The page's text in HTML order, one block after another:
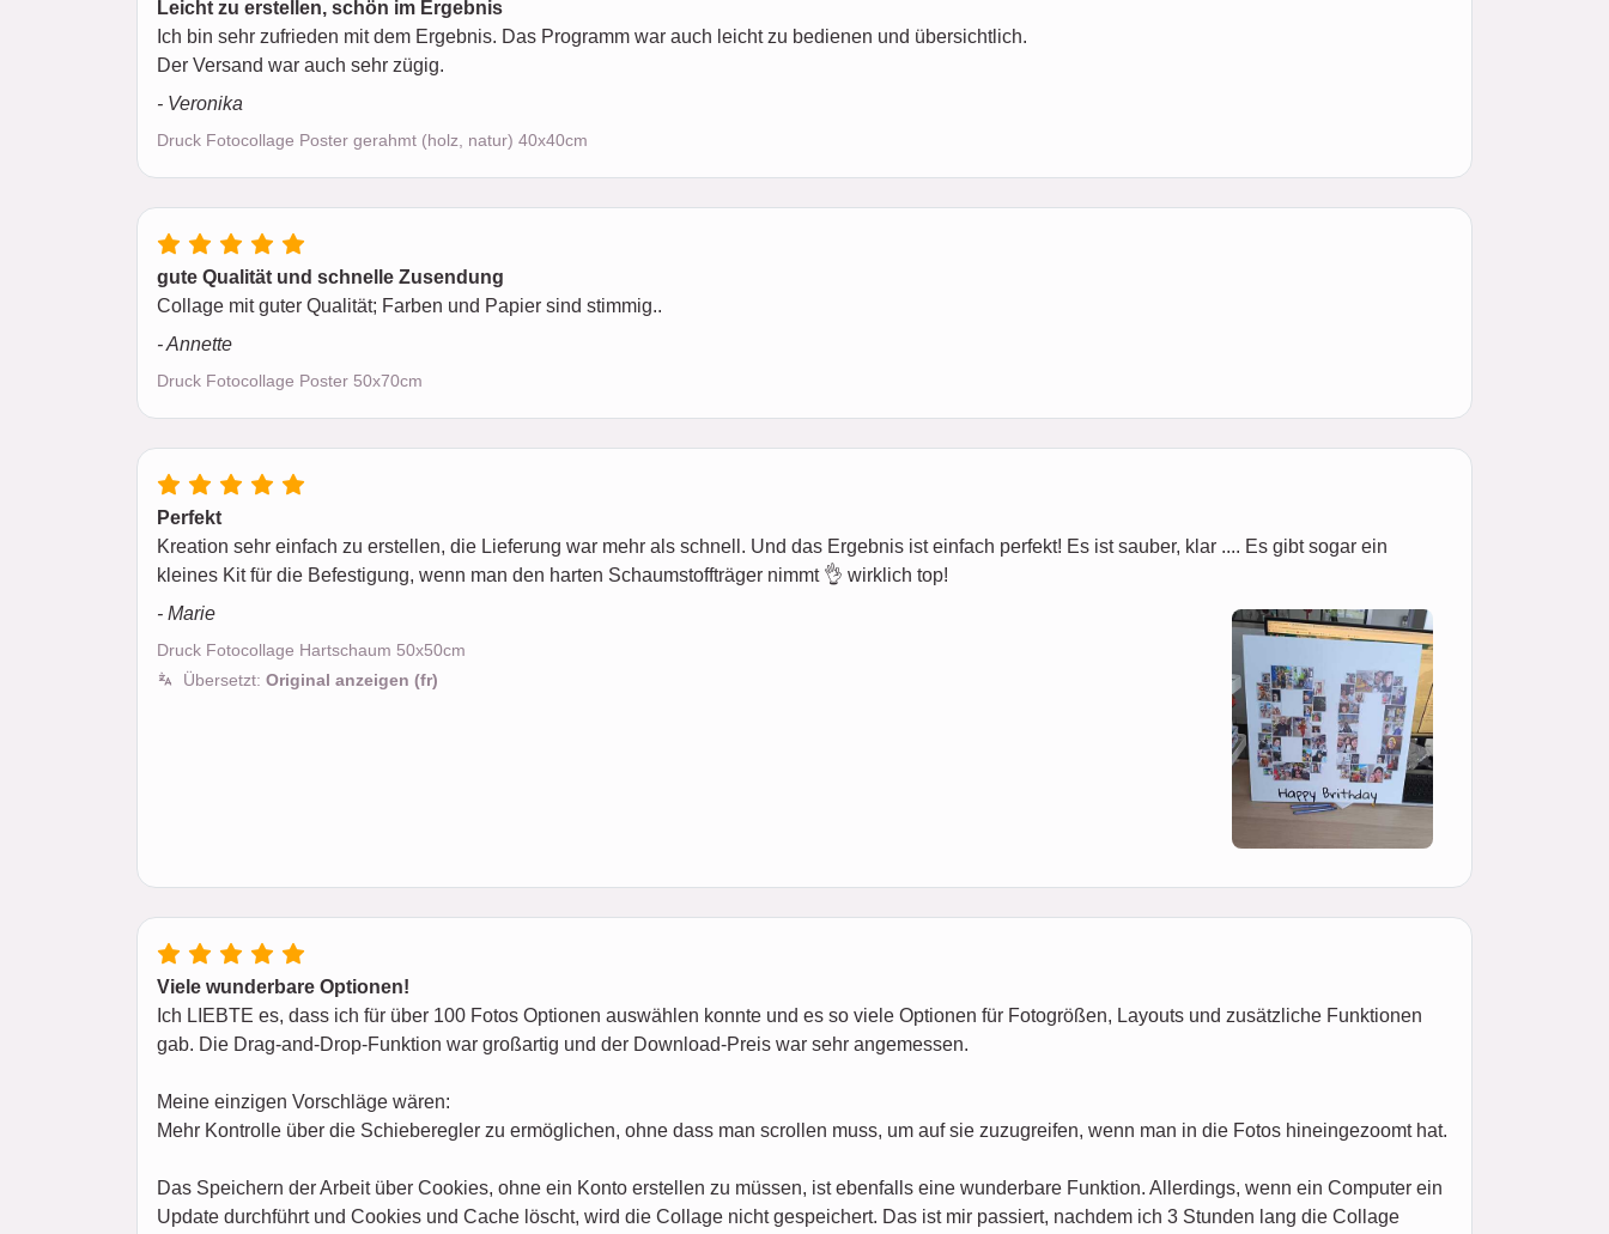
Leicht zu erstellen, schön im Ergebnis
Ich bin sehr zufrieden mit dem Ergebnis. Das Programm war auch leicht zu bedienen und übersichtlich.
Der Versand war auch sehr zügig.
- Veronika
Druck Fotocollage Poster gerahmt (holz, natur) 40x40cm
gute Qualität und schnelle Zusendung
Collage mit guter Qualität; Farben und Papier sind stimmig..
- Annette
Druck Fotocollage Poster 50x70cm
Perfekt
Kreation sehr einfach zu erstellen, die Lieferung war mehr als schnell. Und das Ergebnis ist einfach perfekt! Es ist sauber, klar .... Es gibt sogar ein
kleines Kit für die Befestigung, wenn man den harten Schaumstoffträger nimmt 👌 wirklich top!
- Marie
Druck Fotocollage Hartschaum 50x50cm
Übersetzt: Original anzeigen (fr)
Viele wunderbare Optionen!
Ich LIEBTE es, dass ich für über 100 Fotos Optionen auswählen konnte und es so viele Optionen für Fotogrößen, Layouts und zusätzliche Funktionen
gab. Die Drag-and-Drop-Funktion war großartig und der Download-Preis war sehr angemessen.
Meine einzigen Vorschläge wären:
Mehr Kontrolle über die Schieberegler zu ermöglichen, ohne dass man scrollen muss, um auf sie zuzugreifen, wenn man in die Fotos hineingezoomt hat.
Das Speichern der Arbeit über Cookies, ohne ein Konto erstellen zu müssen, ist ebenfalls eine wunderbare Funktion. Allerdings, wenn ein Computer ein
Update durchführt und Cookies und Cache löscht, wird die Collage nicht gespeichert. Das ist mir passiert, nachdem ich 3 Stunden lang die Collage